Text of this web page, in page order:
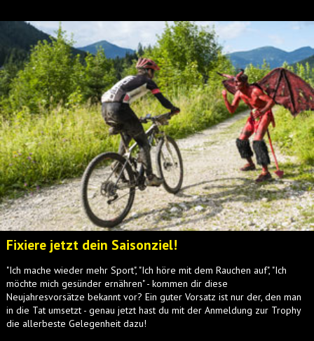
Fixiere jetzt dein Saisonziel!
"Ich mache wieder mehr Sport", "Ich höre mit dem Rauchen auf", "Ich
möchte mich gesünder ernähren" - kommen dir diese
Neujahresvorsätze bekannt vor? Ein guter Vorsatz ist nur der, den man
in die Tat umsetzt - genau jetzt hast du mit der Anmeldung zur Trophy
die allerbeste Gelegenheit dazu!